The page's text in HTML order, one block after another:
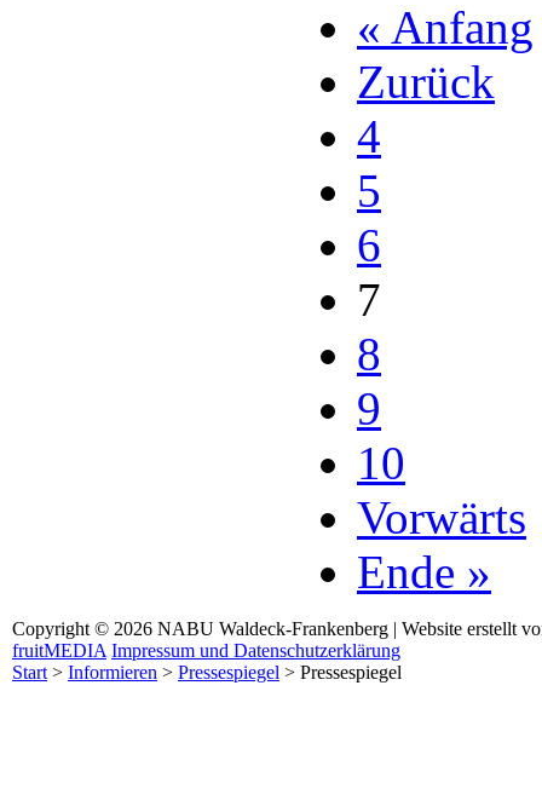
« Anfang
Zurück
4
5
6
7
8
9
10
Vorwärts
Ende »
Copyright © 2026 NABU Waldeck-Frankenberg | Website erstellt
fruitMEDIA Impressum und Datenschutzerklärung
Start> Informieren > Pressespiegel > Pressespiegel